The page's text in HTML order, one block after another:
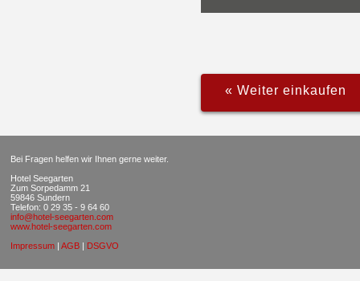
« Weiter einkaufen
Bei Fragen helfen wir Ihnen gerne weiter.
Hotel Seegarten
Zum Sorpedamm 21
59846 Sundern
Telefon: 0 29 35 - 9 64 60
info@hotel-seegarten.com
www.hotel-seegarten.com
Impressum | AGB | DSGVO